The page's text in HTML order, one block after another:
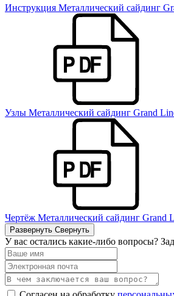
Инструкция Металлический сайдинг
Узлы Металлический сайдинг Grand
Чертёж Металлический сайдинг Grand
Развернуть Свернуть
У вас остались какие-либо вопросы?